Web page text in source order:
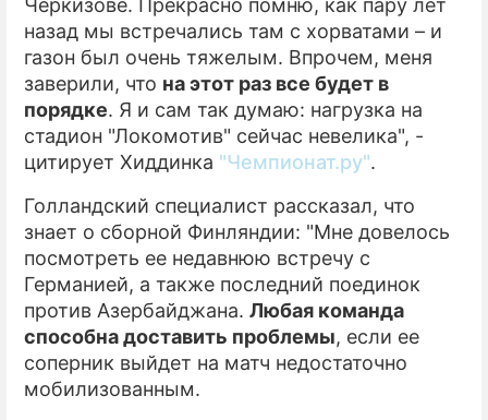
Черкизове. Прекрасно помню, как пару лет
назад мы встречались там с хорватами – и
газон был очень тяжелым. Впрочем, меня
заверили, что на этот раз все будет в
порядке. Я и сам так думаю: нагрузка на
стадион "Локомотив" сейчас невелика", -
цитирует Хиддинка "Чемпионат.ру".
Голландский специалист рассказал, что
знает о сборной Финляндии: "Мне довелось
посмотреть ее недавнюю встречу с
Германией, а также последний поединок
против Азербайджана. Любая команда
способна доставить проблемы, если ее
соперник выйдет на матч недостаточно
мобилизованным.